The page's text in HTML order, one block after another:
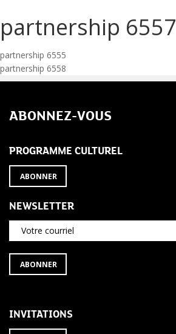
partnership 6557
Navigation
de
l’article
partnership 6555
partnership 6558
ABONNEZ-VOUS
PROGRAMME CULTUREL
ABONNER
NEWSLETTER
Votre courriel
S'ABONNER
À
ABONNER
INVITATIONS